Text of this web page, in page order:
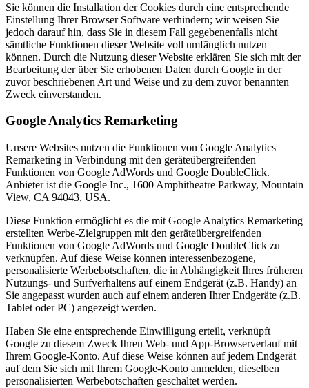
Sie können die Installation der Cookies durch eine entsprechende
Einstellung Ihrer Browser Software verhindern; wir weisen Sie
jedoch darauf hin, dass Sie in diesem Fall gegebenenfalls nicht
sämtliche Funktionen dieser Website voll umfänglich nutzen
können. Durch die Nutzung dieser Website erklären Sie sich mit der
Bearbeitung der über Sie erhobenen Daten durch Google in der
zuvor beschriebenen Art und Weise und zu dem zuvor benannten
Zweck einverstanden.
Google Analytics Remarketing
Unsere Websites nutzen die Funktionen von Google Analytics
Remarketing in Verbindung mit den geräteübergreifenden
Funktionen von Google AdWords und Google DoubleClick.
Anbieter ist die Google Inc., 1600 Amphitheatre Parkway, Mountain
View, CA 94043, USA.
Diese Funktion ermöglicht es die mit Google Analytics Remarketing
erstellten Werbe-Zielgruppen mit den geräteübergreifenden
Funktionen von Google AdWords und Google DoubleClick zu
verknüpfen. Auf diese Weise können interessenbezogene,
personalisierte Werbebotschaften, die in Abhängigkeit Ihres früheren
Nutzungs- und Surfverhaltens auf einem Endgerät (z.B. Handy) an
Sie angepasst wurden auch auf einem anderen Ihrer Endgeräte (z.B.
Tablet oder PC) angezeigt werden.
Haben Sie eine entsprechende Einwilligung erteilt, verknüpft
Google zu diesem Zweck Ihren Web- und App-Browserverlauf mit
Ihrem Google-Konto. Auf diese Weise können auf jedem Endgerät
auf dem Sie sich mit Ihrem Google-Konto anmelden, dieselben
personalisierten Werbebotschaften geschaltet werden.